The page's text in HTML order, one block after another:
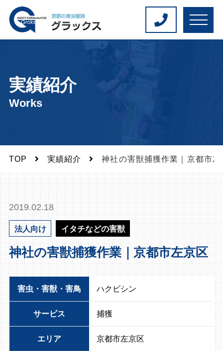
M
E
実績紹介
Works
TOP 実績紹介 神社の害獣捕獲作業｜京都市左
2019.02.18
法人向け イタチなどの害獣
神社の害獣捕獲作業｜京都市左京区
害虫・害獣・害鳥 ハクビシン
サービス 捕獲
エリア 京都市左京区